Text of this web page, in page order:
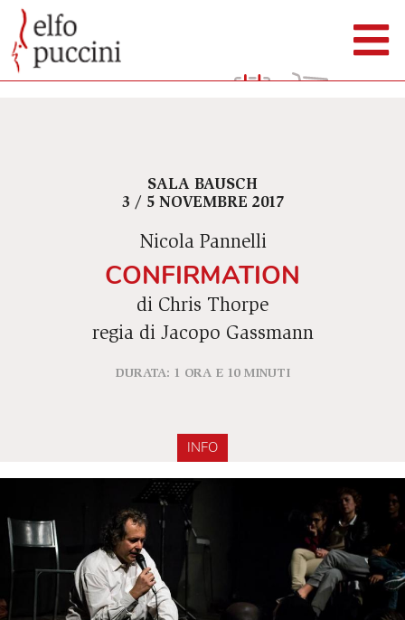
SALA BAUSCH
3 / 5 NOVEMBRE 2017
Nicola Pannelli
CONFIRMATION
di Chris Thorpe
regia di Jacopo Gassmann
DURATA: 1 ORA E 10 MINUTI
INFO